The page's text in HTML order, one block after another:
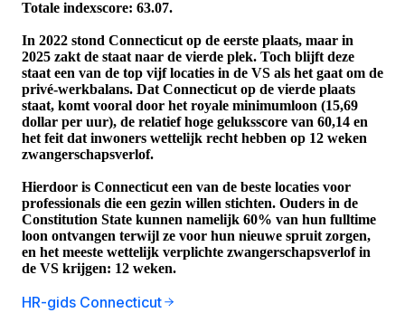
Totale indexscore: 63.07.
In 2022 stond Connecticut op de eerste plaats, maar in
2025 zakt de staat naar de vierde plek. Toch blijft deze
staat een van de top vijf locaties in de VS als het gaat om de
privé-werkbalans. Dat Connecticut op de vierde plaats
staat, komt vooral door het royale minimumloon (15,69
dollar per uur), de relatief hoge geluksscore van 60,14 en
het feit dat inwoners wettelijk recht hebben op 12 weken
zwangerschapsverlof.
Hierdoor is Connecticut een van de beste locaties voor
professionals die een gezin willen stichten. Ouders in de
Constitution State kunnen namelijk 60% van hun fulltime
loon ontvangen terwijl ze voor hun nieuwe spruit zorgen,
en het meeste wettelijk verplichte zwangerschapsverlof in
de VS krijgen: 12 weken.
HR-gids Connecticut